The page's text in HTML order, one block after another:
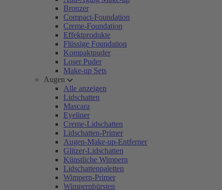
Bronzer
Compact-Foundation
Creme-Foundation
Effektprodukte
Flüssige Foundation
Kompaktpuder
Loser Puder
Make-up Sets
Augen
Alle anzeigen
Lidschatten
Mascara
Eyeliner
Creme-Lidschatten
Lidschatten-Primer
Augen-Make-up-Entferner
Glitzer-Lidschatten
Künstliche Wimpern
Lidschattenpaletten
Wimpern-Primer
Wimpernbürsten